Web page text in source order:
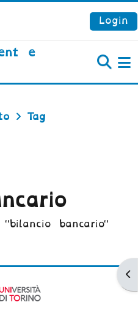
Login
e
Tag
bancario"